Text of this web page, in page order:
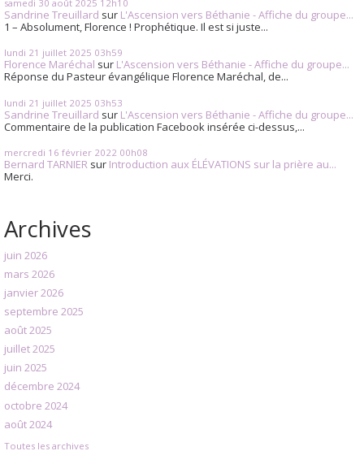
samedi 30 août 2025 12h10
Sandrine Treuillard sur L'Ascension vers Béthanie - Affiche du groupe...
1 – Absolument, Florence ! Prophétique. Il est si juste...
lundi 21 juillet 2025 03h59
Florence Maréchal sur L'Ascension vers Béthanie - Affiche du groupe...
Réponse du Pasteur évangélique Florence Maréchal, de...
lundi 21 juillet 2025 03h53
Sandrine Treuillard sur L'Ascension vers Béthanie - Affiche du groupe...
Commentaire de la publication Facebook insérée ci-dessus,...
mercredi 16 février 2022 00h08
Bernard TARNIER sur Introduction aux ÉLÉVATIONS sur la prière au...
Merci.
Archives
juin 2026
mars 2026
janvier 2026
septembre 2025
août 2025
juillet 2025
juin 2025
décembre 2024
octobre 2024
août 2024
Toutes les archives